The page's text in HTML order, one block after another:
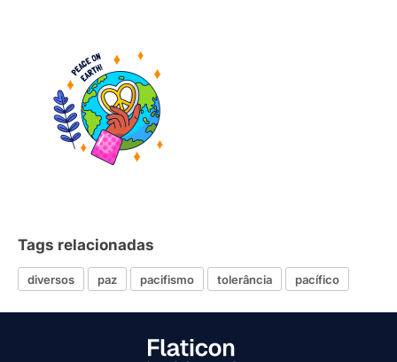
Tags relacionadas
diversos paz pacifismo tolerância pacífico